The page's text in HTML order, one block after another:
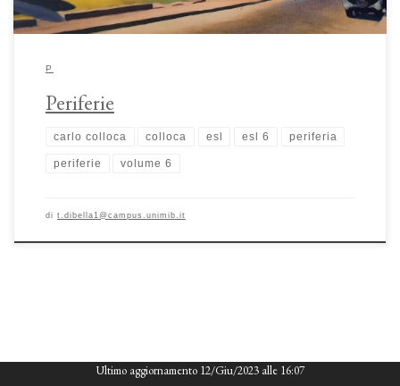
P
Periferie
carlo colloca colloca esl esl 6 periferia
periferie volume 6
di t.dibella1@campus.unimib.it
Ultimo aggiornamento 12/Giu/2023 alle 16:07